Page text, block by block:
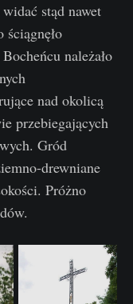
stąd nawet
należało
nad okolicą
przebiegających
Gród
drewniane
Próżno